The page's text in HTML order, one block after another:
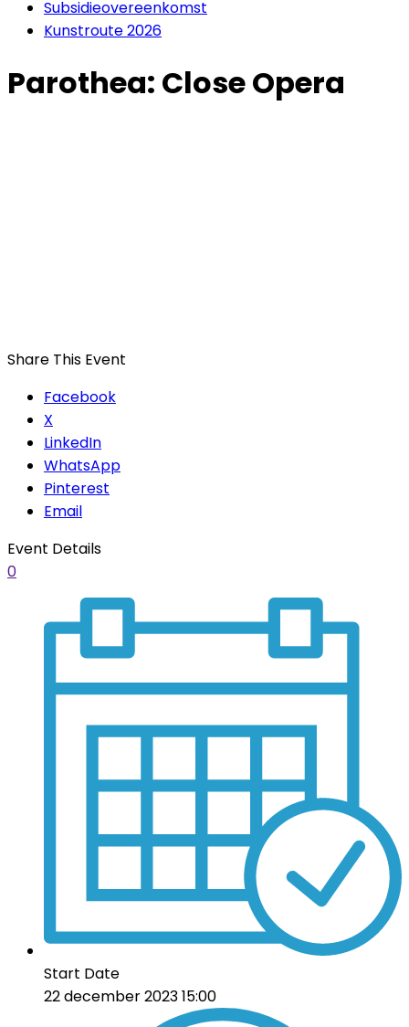
Subsidieovereenkomst
Kunstroute 2026
Parothea: Close Opera
Share This Event
Facebook
X
LinkedIn
WhatsApp
Pinterest
Email
Event Details
0
Start Date
22 december 2023 15:00